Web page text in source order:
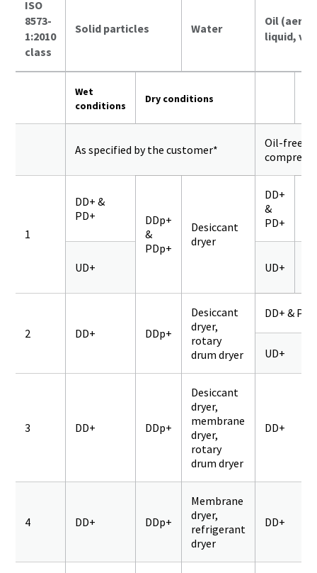
ISO
8573-
1:2010
class
Solid particles Water
Oil
liquid,
Wet
conditions
Dry conditions
As specified by the customer*
Oil-free
1
DD+ &
PD+
DDp+
&
PDp+
Desiccant
dryer
DD+
&
PD+
UD+ UD+
2 DD+ DDp+
Desiccant
dryer,
rotary
drum dryer
DD+ & PD+
UD+
3 DD+ DDp+
Desiccant
dryer,
membrane
dryer,
rotary
drum dryer
DD+
4 DD+ DDp+
Membrane
dryer,
refrigerant
dryer
DD+